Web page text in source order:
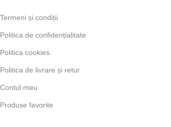
Termeni și condiții
Politica de confidențialitate
Politica cookies
Politica de livrare și retur
Contul meu
Produse favorite